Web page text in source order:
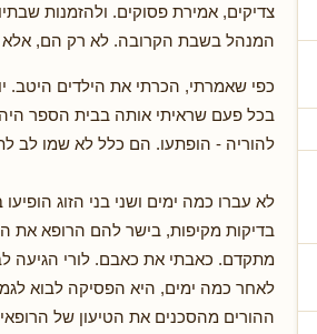
צדיקים, אמירת פסוקים. ולהזמנות
המנהל בשבת הקרובה. לא רק הם, אלא
כפי שאמרתי, הכרתי את הילדים היטב.
בכל פעם שראיתי אותה בבית הספר היה
להוריה - הופתעו. הם כלל לא שמו לב
לא עברו כמה ימים ושני בני הזוג
בדיקות מקיפות, בישר להם הרופא את
מתקדם. כאבתי את כאבם. לורי הגיעה
לאחר כמה ימים, היא הפסיקה לבוא
ההורים מהסכנים את הטיעון של